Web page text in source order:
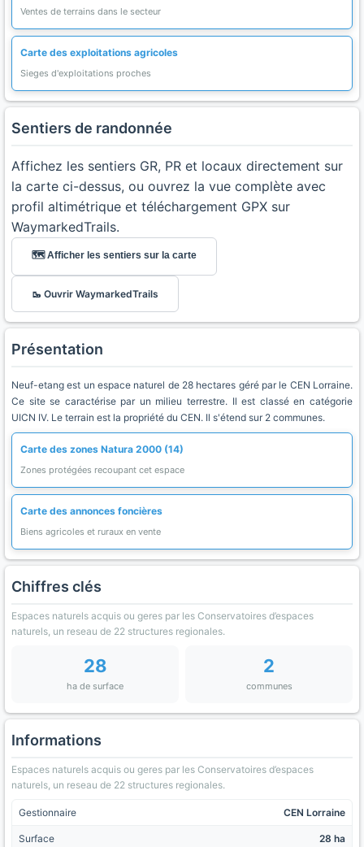
Ventes de terrains dans le secteur
Carte des exploitations agricoles
Sieges d'exploitations proches
Sentiers de randonnée
Affichez les sentiers GR, PR et locaux directement sur
la carte ci-dessus, ou ouvrez la vue complète avec
profil altimétrique et téléchargement GPX sur
WaymarkedTrails.
🗺️ Afficher les sentiers sur la carte
🥾 Ouvrir WaymarkedTrails
Présentation
Neuf-etang est un espace naturel de 28 hectares géré par le CEN Lorraine.
Ce site se caractérise par un milieu terrestre. Il est classé en catégorie
UICN IV. Le terrain est la propriété du CEN. Il s'étend sur 2 communes.
Carte des zones Natura 2000 (14)
Zones protégées recoupant cet espace
Carte des annonces foncières
Biens agricoles et ruraux en vente
Chiffres clés
Espaces naturels acquis ou geres par les Conservatoires d’espaces
naturels, un reseau de 22 structures regionales.
28
ha de surface
2
communes
Informations
Espaces naturels acquis ou geres par les Conservatoires d’espaces
naturels, un reseau de 22 structures regionales.
Gestionnaire CEN Lorraine
Surface 28 ha